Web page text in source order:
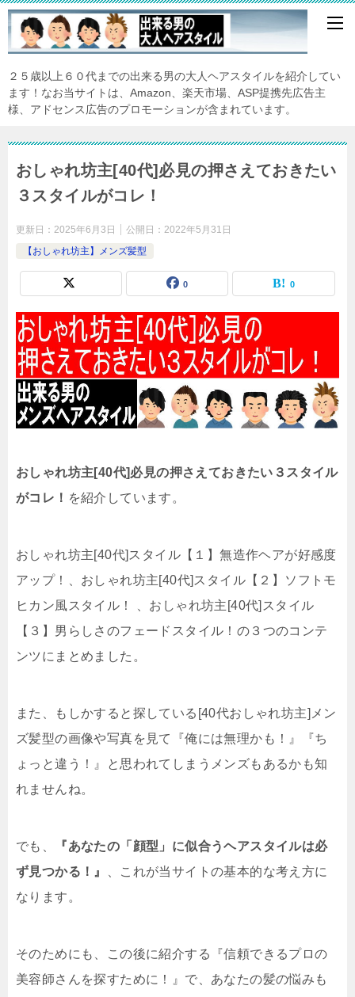
２５歳以上６０代までの出来る男の大人ヘアスタイルを紹介してい
ます！なお当サイトは、Amazon、楽天市場、ASP提携先広告主
様、アドセンス広告のプロモーションが含まれています。
おしゃれ坊主[40代]必見の押さえておきたい
３スタイルがコレ！
更新日： 2025年6月3日 公開日： 2022年5月31日
【おしゃれ坊主】メンズ髪型
0 0
おしゃれ坊主[40代]必見の押さえておきたい３スタイル
がコレ！ を紹介しています。
おしゃれ坊主[40代]スタイル【１】無造作ヘアが好感度
アップ！、おしゃれ坊主[40代]スタイル【２】ソフトモ
ヒカン風スタイル！ 、おしゃれ坊主[40代]スタイル
【３】男らしさのフェードスタイル！の３つのコンテ
ンツにまとめました。
また、もしかすると探している[40代おしゃれ坊主]メン
ズ髪型の画像や写真を見て『俺には無理かも！』『ち
ょっと違う！』と思われてしまうメンズもあるかも知
れませんね。
でも、
『あなたの「顔型」に似合うヘアスタイルは必
ず見つかる！』
、これが当サイトの基本的な考え方に
なります。
そのためにも、この後に紹介する『信頼できるプロの
美容師さんを探すために！』で、あなたの髪の悩みも